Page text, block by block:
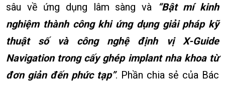
sâu về ứng dụng lâm sàng và
“Bật mí kinh
nghiệm thành công khi ứng dụng giải pháp kỹ
thuật số và công nghệ định vị X-Guide
Navigation trong cấy ghép implant nha khoa từ
đơn giản đến phức tạp”. Phần chia sẻ của Bác